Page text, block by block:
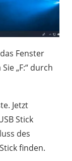
Fenster
„F:“ durch
Jetzt
Stick
des
finden.